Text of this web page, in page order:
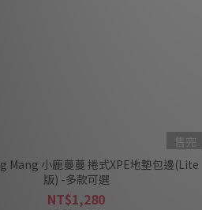
售完
Mang 小鹿蔓蔓 捲式XPE地墊包邊(Lite
版) -多款可選
NT$1,280